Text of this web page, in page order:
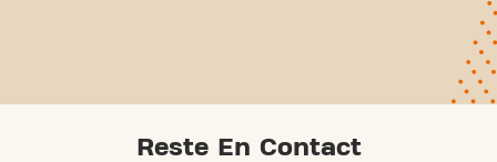
Reste En Contact